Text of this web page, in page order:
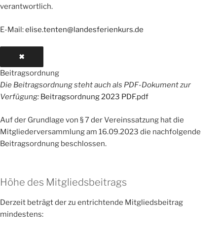
verantwortlich.
E-Mail:elise.tenten@landesferienkurs.de
✖
Beitragsordnung
Die Beitragsordnung steht auch als PDF-Dokument zur
Verfügung: Beitragsordnung 2023 PDF.pdf
Auf der Grundlage von § 7 der Vereinssatzung hat die
Mitgliederversammlung am 16.09.2023 die nachfolgende
Beitragsordnung beschlossen.
Höhe des Mitgliedsbeitrags
Derzeit beträgt der zu entrichtende Mitgliedsbeitrag
mindestens: